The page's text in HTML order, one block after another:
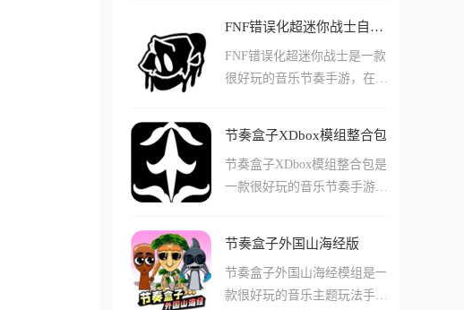
移动，结合了休闲、闯关、音
新简约的卡通风格设计和多彩
炫酷的特效，提供令人惊叹的
来无与伦比的视觉盛宴。游戏
了许多热门的音乐和歌曲，其
中不少都是tiktok或者抖音上
流行的曲目!玩家们能够自己
行演奏，通过使用不同的角
也会有很大的不同!这些角色
的造型也十分的有趣，您完成
游戏内工具导出哦!
FNF错误化超迷你战士自带mod版
FNF错误化超迷你战士是一款
很好玩的音乐节奏手游，在这
有很多音乐节拍的点击和角色
可以让您来选择！在这款游戏
中玩家们还能根据游戏的节
战！还能不断的提高您的反应
式也非常多，包括简单普通困
难多种模式都能够自由选择！
节奏盒子XDbox模组整合包
节奏盒子XDbox模组整合包是
一款很好玩的音乐节奏手游，
人，这些小人代表着不同类型
的乐器和节奏，玩家们可以自
己点击这些不同小人来开始匹
节奏盒子外国山海经版
节奏盒子外国山海经模组是一
款很好玩的音乐主题玩法手